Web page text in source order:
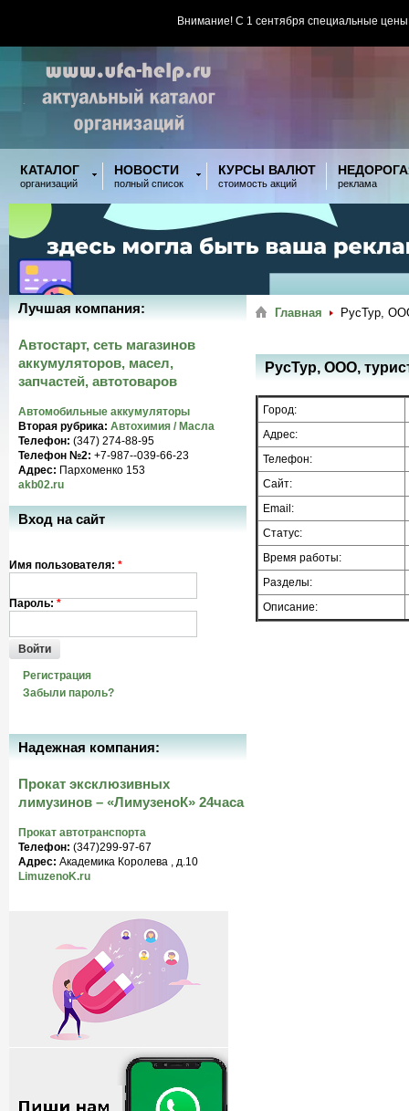
Внимание! С 1 сентября специальные
КАТАЛОГ
организаций
НОВОСТИ
полный список
КУРСЫ ВАЛЮТ
стоимость акций реклама
Главная РусТур,
РусТур, ООО,
Город:
Адрес:
Телефон:
Сайт:
Email:
Статус:
Время работы:
Разделы:
Описание:
Лучшая компания:
Автостарт, сеть магазинов
аккумуляторов, масел,
запчастей, автотоваров
Автомобильные аккумуляторы
Вторая рубрика: Автохимия / Масла
Телефон: (347) 274-88-95
Телефон №2: +7-987--039-66-23
Адрес: Пархоменко 153
akb02.ru
Вход на сайт
Имя пользователя: *
Пароль: *
Войти
Регистрация
Забыли пароль?
Надежная компания:
Прокат эксклюзивных
лимузинов – «ЛимузеноК» 24часа
Прокат автотранспорта
Телефон: (347)299-97-67
Адрес: Академика Королева , д.10
LimuzenoK.ru